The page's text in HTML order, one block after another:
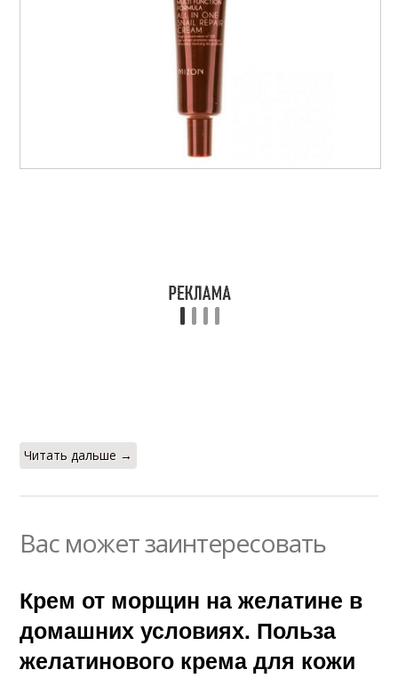
Читать дальше →
Вас может заинтересовать
Крем от морщин на желатине в
домашних условиях. Польза
желатинового крема для кожи